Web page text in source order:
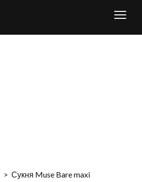
Сукня Muse Bare maxi